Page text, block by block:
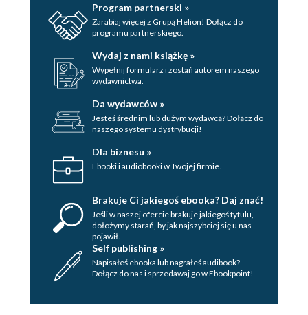
Program partnerski »
Zarabiaj więcej z Grupą Helion! Dołącz do
programu partnerskiego.
Wydaj z nami książkę »
Wypełnij formularz i zostań autorem naszego
wydawnictwa.
Da wydawców »
Jesteś średnim lub dużym wydawcą? Dołącz do
naszego systemu dystrybucji!
Dla biznesu »
Ebooki i audiobooki w Twojej firmie.
Brakuje Ci jakiegoś ebooka? Daj znać!
Jeśli w naszej ofercie brakuje jakiegoś tytulu,
dołożymy starań, by jak najszybciej się u nas
pojawił.
Self publishing »
Napisałeś ebooka lub nagrałeś audibook?
Dołącz do nas i sprzedawaj go w Ebookpoint!